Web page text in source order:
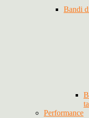
Bandi
Performance